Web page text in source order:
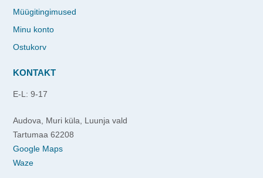
Müügitingimused
Minu konto
Ostukorv
KONTAKT
E-L: 9-17
Audova, Muri küla, Luunja vald
Tartumaa 62208
Google Maps
Waze